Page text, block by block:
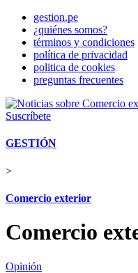
gestion.pe
¿quiénes somos?
términos y condiciones
política de privacidad
politica de cookies
preguntas frecuentes
Suscríbete
GESTIÓN
>
Comercio exterior
Comercio
Opinión